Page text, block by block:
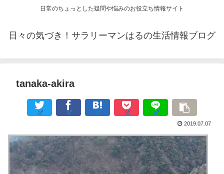
日常のちょっとした疑問や悩みのお役立ち情報サイト
日々の気づき！サラリーマンはるの生活情報ブログ
tanaka-akira
2019.07.07